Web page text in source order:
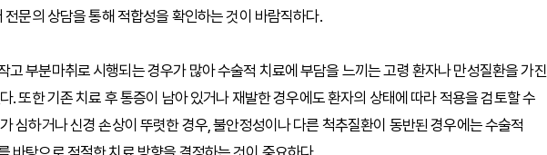
문의 상담을 통해 적합성을 확인하는 것이 바람직하다.
고 부분마취로 시행되는 경우가 많아 수술적 치료에 부담을 느끼는 고령 환자나 만성질환을 가진
. 또한 기존 치료 후 통증이 남아 있거나 재발한 경우에도 환자의 상태에 따라 적용을 검토할 수
심하거나 신경 손상이 뚜렷한 경우, 불안정성이나 다른 척추질환이 동반된 경우에는 수술적